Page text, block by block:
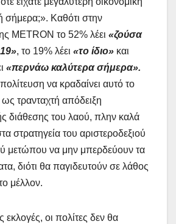
σήμερα;». Καθότι στην
METRON το 52% λέει «ζούσα
, το 19% λέει «το ίδιο» και
«περνάω καλύτερα σήμερα».
να κραδαίνει αυτό το
τρανταχτή απόδειξη
διάθεσης του λαού, πλην καλά
στρατηγεία του αριστεροδεξιού
μετώπου να μην μπερδεύουν τα
διότι θα παγιδευτούν σε λάθος
μέλλον.
εκλογές, οι πολίτες δεν θα